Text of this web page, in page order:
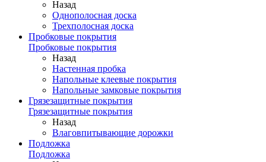
Назад
Однополосная доска
Трехполосная доска
Пробковые покрытия
Пробковые покрытия
Назад
Настенная пробка
Напольные клеевые покрытия
Напольные замковые покрытия
Грязезащитные покрытия
Грязезащитные покрытия
Назад
Влаговпитывающие дорожки
Подложка
Подложка